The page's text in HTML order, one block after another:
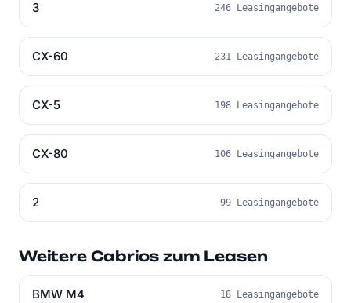
3 246 Leasingangebote
CX-60 231 Leasingangebote
CX-5 198 Leasingangebote
CX-80 106 Leasingangebote
2 99 Leasingangebote
Weitere Cabrios zum Leasen
BMW M4 18 Leasingangebote